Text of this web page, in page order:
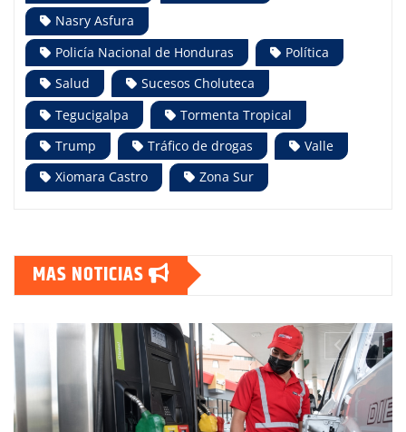
Nasry Asfura
Policía Nacional de Honduras
Política
Salud
Sucesos Choluteca
Tegucigalpa
Tormenta Tropical
Trump
Tráfico de drogas
Valle
Xiomara Castro
Zona Sur
MAS NOTICIAS